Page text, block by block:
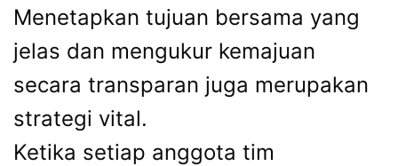
Menetapkan tujuan bersama yang
jelas dan mengukur kemajuan
secara transparan juga merupakan
strategi vital.
Ketika setiap anggota tim